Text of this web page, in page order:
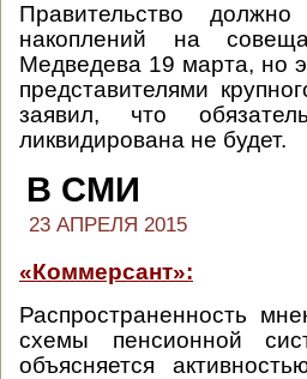
Правительство
накоплений на
Медведева 19 марта, но
представителями
заявил, что
ликвидирована не будет.
В СМИ
23 АПРЕЛЯ 2015
«Коммерсант»:
Распространенность
схемы пенсионной
объясняется